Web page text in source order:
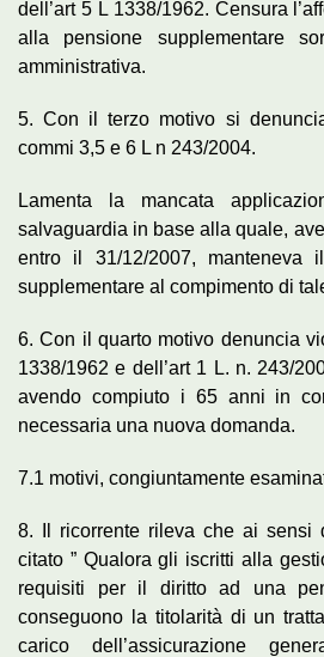
dell’art 5 L 1338/1962. Censura
alla pensione supplementare
amministrativa.
5. Con il terzo motivo si
commi 3,5 e 6 L n 243/2004.
Lamenta la mancata
salvaguardia in base alla quale,
entro il 31/12/2007, manteneva
supplementare al compimento di
6. Con il quarto motivo denuncia
1338/1962 e dell’art 1 L. n. 243/
avendo compiuto i 65 anni in
necessaria una nuova domanda.
7.1 motivi, congiuntamente
8. Il ricorrente rileva che ai sensi
citato ” Qualora gli iscritti alla
requisiti per il diritto ad una
conseguono la titolarità di un
carico dell’assicurazione